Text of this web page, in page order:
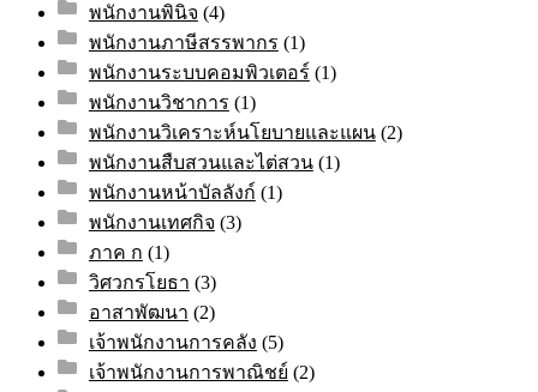
พนักงานพินิจ (4)
พนักงานภาษีสรรพากร (1)
พนักงานระบบคอมพิวเตอร์ (1)
พนักงานวิชาการ (1)
พนักงานวิเคราะห์นโยบายและแผน (2)
พนักงานสืบสวนและไต่สวน (1)
พนักงานหน้าบัลลังก์ (1)
พนักงานเทศกิจ (3)
ภาค ก (1)
วิศวกรโยธา (3)
อาสาพัฒนา (2)
เจ้าพนักงานการคลัง (5)
เจ้าพนักงานการพาณิชย์ (2)